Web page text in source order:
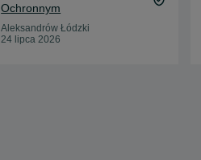
Ochronnym
Aleksandrów Łódzki
24 lipca 2026